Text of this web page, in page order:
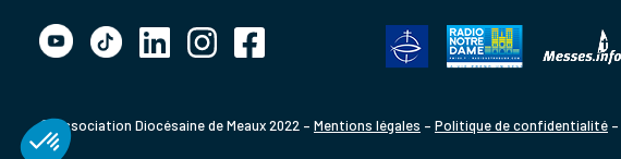
© Association Diocésaine de Meaux 2022 – Mentions légales – Politique de confidentialité –